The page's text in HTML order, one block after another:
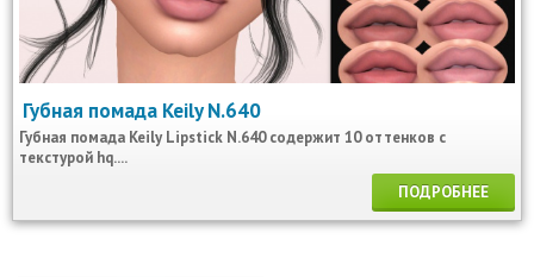
Губная помада Keily N.640
Губная помада Keily Lipstick N.640 содержит 10 оттенков с
текстурой hq....
ПОДРОБНЕЕ